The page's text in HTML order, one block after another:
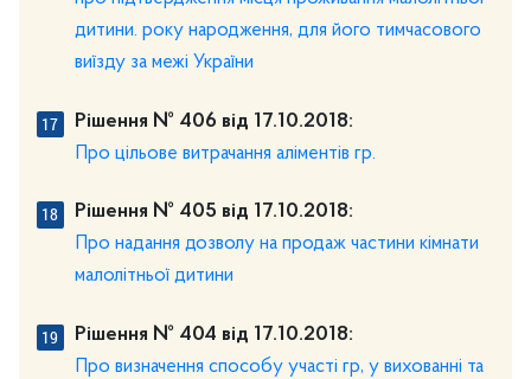
дитини. року народження, для його тимчасового
виїзду за межі України
Рішення № 406 від 17.10.2018:
Про цільове витрачання аліментів гр.
Рішення № 405 від 17.10.2018:
Про надання дозволу на продаж частини кімнати
малолітньої дитини
Рішення № 404 від 17.10.2018:
Про визначення способу участі гр, у вихованні та